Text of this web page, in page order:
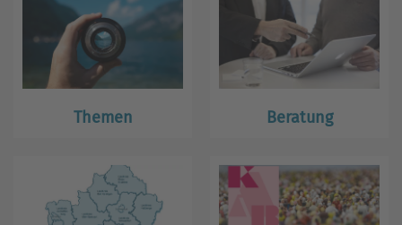
Themen Beratung